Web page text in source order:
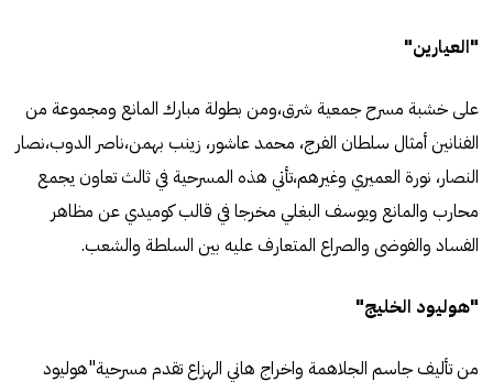
"العيارين"
على خشبة مسرح جمعية شرق،ومن بطولة مبارك المانع ومجموعة من
الفنانين أمثال سلطان الفرج، محمد عاشور، زينب بهمن،ناصر الدوب،نصار
النصار، نورة العميري وغيرهم،تأتي هذه المسرحية في ثالث تعاون يجمع
محارب والمانع ويوسف البغلي مخرجا في قالب كوميدي عن مظاهر
الفساد والفوضى والصراع المتعارف عليه بين السلطة والشعب.
"هوليود الخليج"
من تأليف جاسم الجلاهمة واخراج هاني الهزاع تقدم مسرحية"هوليود